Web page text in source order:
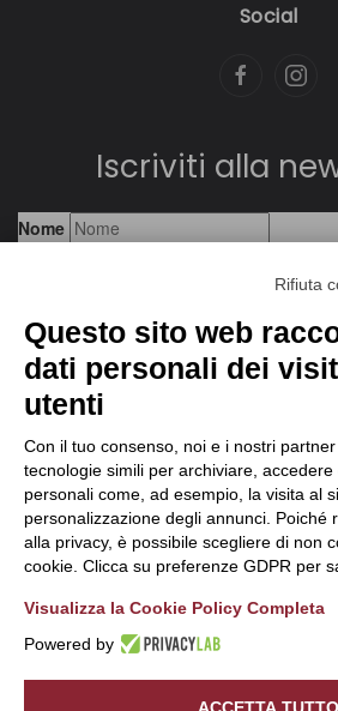
Social
Iscriviti alla
Rifiuta
Questo sito web
dati personali dei
utenti
Con il tuo consenso, noi e i nostri
tecnologie simili per archiviare,
personali come, ad esempio, la visita al
personalizzazione degli annunci. Poiché
alla privacy, è possibile scegliere di non
cookie. Clicca su preferenze GDPR per
Visualizza la Cookie Policy Completa
Powered by
ACCETTA TUTTO